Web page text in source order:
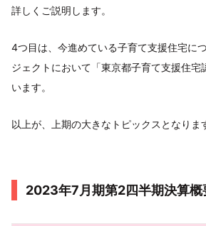
詳しくご説明します。
4つ目は、今進めている子育て支援住宅に
ジェクトにおいて「東京都子育て支援住宅
います。
以上が、上期の大きなトピックスとなりま
2023年7月期第2四半期決算概